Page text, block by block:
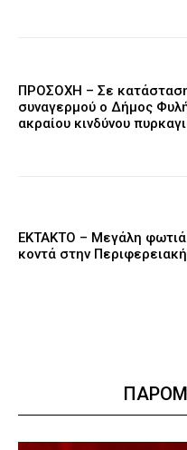
ΠΡΟΣΟΧΗ – Σε
συναγερμού ο Δήμος
ακραίου κινδύνου
ΕΚΤΑΚΤΟ – Μεγάλη
κοντά στην